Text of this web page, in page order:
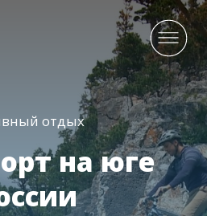
отдых
на юге